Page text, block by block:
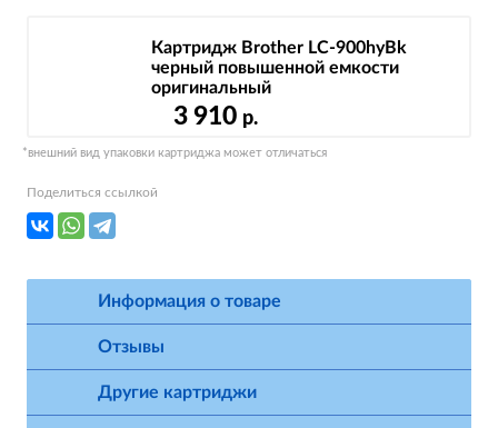
Картридж Brother LC-900hyBk
черный повышенной емкости
оригинальный
3 910 р.
*внешний вид упаковки картриджа может отличаться
Поделиться ссылкой
Информация о товаре
Отзывы
Другие картриджи